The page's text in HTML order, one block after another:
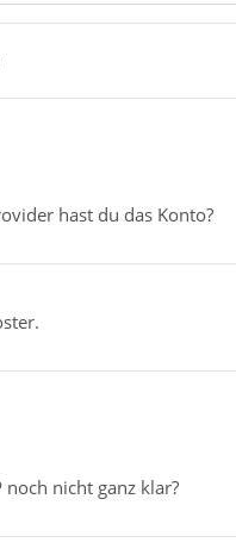
hast du das Konto?
nicht ganz klar?